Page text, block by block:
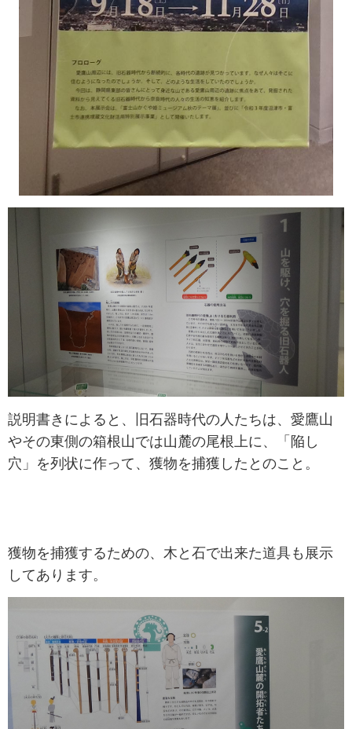
説明書きによると、旧石器時代の人たちは、愛鷹山
やその東側の箱根山では山麓の尾根上に、「陥し
穴」を列状に作って、獲物を捕獲したとのこと。
獲物を捕獲するための、木と石で出来た道具も展示
してあります。